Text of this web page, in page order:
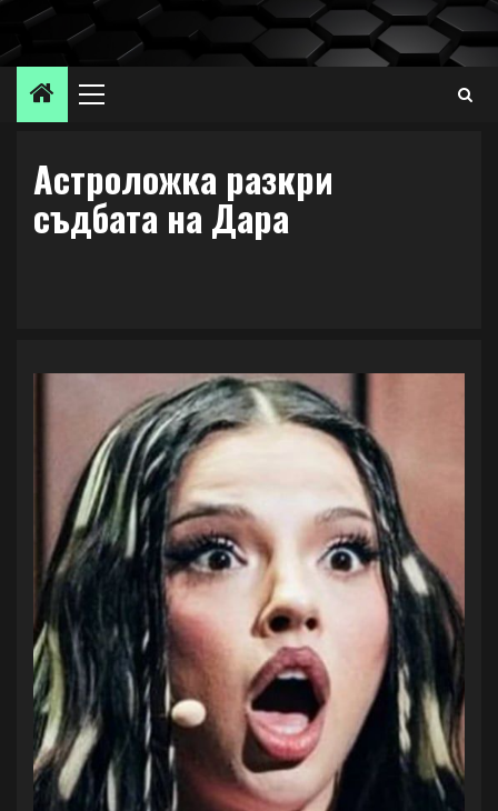
Skip
content
Primary
Aстроложка разкри
съдбата на Дара